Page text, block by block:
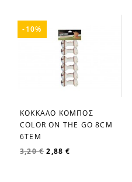
favorite_border
ΚΟΚΚΑΛΟ ΚΟΜΠΟΣ
COLOR ON THE GO 8CM
6ΤEM
3,20 € 2,88 €
-10%